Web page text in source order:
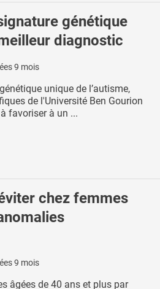
génétique
diagnostic
9 mois
unique de l’autisme,
de l'Université Ben Gourion
favoriser à un ...
chez femmes
9 mois
âgées de 40 ans et plus par